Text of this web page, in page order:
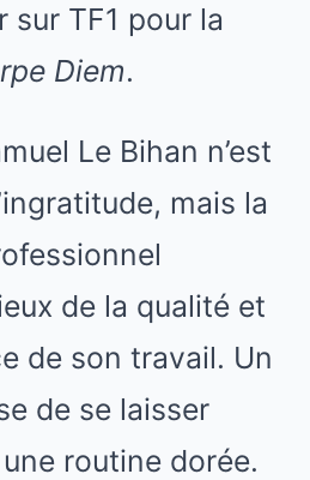
sur TF1 pour la
Diem.
Le Bihan n’est
mais la
de la qualité et
de son travail. Un
de se laisser
routine dorée.